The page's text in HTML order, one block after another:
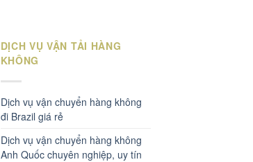
DỊCH VỤ VẬN TẢI HÀNG
KHÔNG
Dịch vụ vận chuyển hàng không
đi Brazil giá rẻ
Dịch vụ vận chuyển hàng không
Anh Quốc chuyên nghiệp, uy tín